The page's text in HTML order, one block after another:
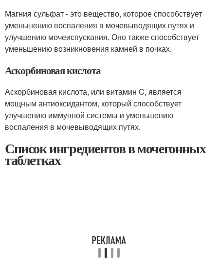
Магния сульфат - это вещество, которое способствует
уменьшению воспаления в мочевыводящих путях и
улучшению мочеиспускания. Оно также способствует
уменьшению возникновения камней в почках.
Аскорбиновая кислота
Аскорбиновая кислота, или витамин C, является
мощным антиоксидантом, который способствует
улучшению иммунной системы и уменьшению
воспаления в мочевыводящих путях.
Список ингредиентов в мочегонных
таблетках